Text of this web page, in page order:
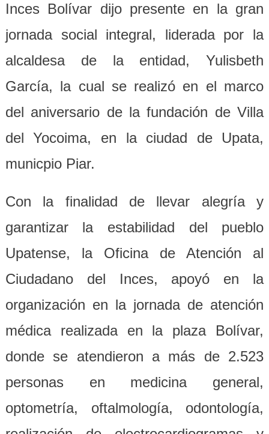
Inces Bolívar dijo presente en la gran
jornada social integral, liderada por la
alcaldesa de la entidad, Yulisbeth
García, la cual se realizó en el marco
del aniversario de la fundación de Villa
del Yocoima, en la ciudad de Upata,
municpio Piar.
Con la finalidad de llevar alegría y
garantizar la estabilidad del pueblo
Upatense, la Oficina de Atención al
Ciudadano del Inces, apoyó en la
organización en la jornada de atención
médica realizada en la plaza Bolívar,
donde se atendieron a más de 2.523
personas en medicina general,
optometría, oftalmología, odontología,